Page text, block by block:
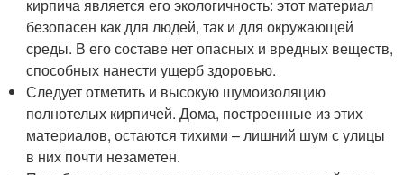
кирпича является его экологичность: этот материал
безопасен как для людей, так и для окружающей
среды. В его составе нет опасных и вредных веществ,
способных нанести ущерб здоровью.
Следует отметить и высокую шумоизоляцию
полнотелых кирпичей. Дома, построенные из этих
материалов, остаются тихими – лишний шум с улицы
в них почти незаметен.